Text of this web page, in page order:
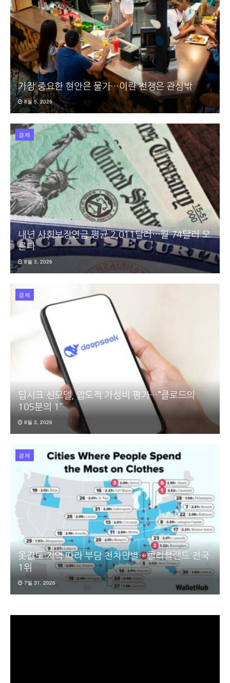
가장 중요한 현안은 물가…이란 전쟁은 관심밖
8월 5, 2026
경제
내년 사회보장연금 평균 2,011달러…월 74달러 오
른다
8월 3, 2026
경제
딥시크 신모델, 압도적 가성비 평가…”클로드의
105분의 1″
8월 3, 2026
경제
옷값도 지역 따라 부담 천차만별…클리블랜드 전국
1위
7월 31, 2026